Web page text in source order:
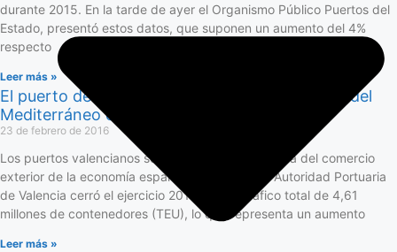
durante 2015. En la tarde de ayer el Organismo Público Puertos del
Estado, presentó estos datos, que suponen un aumento del 4%
respecto
Leer más »
El puerto de Valencia se sitúa como el primero del
Mediterráneo en tráfico de contenedores
23 de febrero de 2016
Los puertos valencianos son la principal plataforma del comercio
exterior de la economía española. De hecho, la Autoridad Portuaria
de Valencia cerró el ejercicio 2015 con un tráfico total de 4,61
millones de contenedores (TEU), lo que representa un aumento
Leer más »